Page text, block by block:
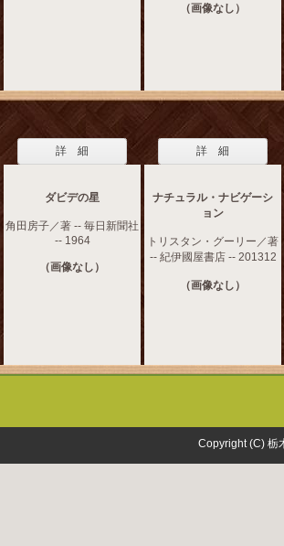
（画像なし）
詳 細
ダビデの星
角田房子／著 -- 毎日新聞社
-- 1964
（画像なし）
詳 細
ナチュラル・ナビゲーシ
ョン
トリスタン・グーリー／著
-- 紀伊國屋書店 -- 201312
（画像なし）
Copyright (C) 栃